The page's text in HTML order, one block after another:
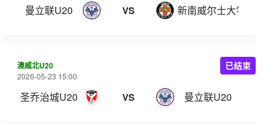
曼立联U20 VS 新南威尔士大学U20
澳威北U20
2026-05-23 15:00
圣乔治城U20 VS 曼立联U20
已结束